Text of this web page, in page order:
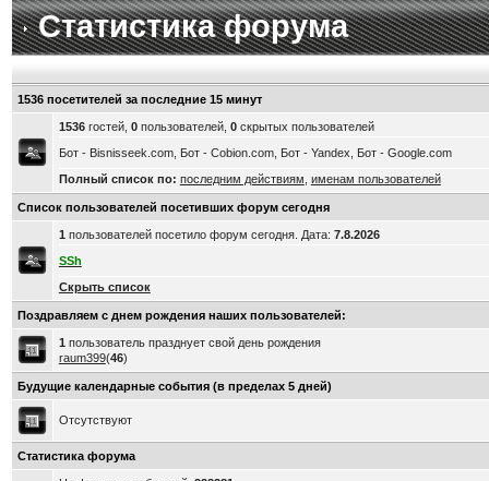
Статистика форума
1536 посетителей за последние 15 минут
1536гостей, 0пользователей, 0скрытых пользователей
Бот - Bisnisseek.com, Бот - Cobion.com, Бот - Yandex, Бот - Google.com
Полный список по: последним действиям именам пользователей
Список пользователей посетивших форум сегодня
1 пользователей посетило форум сегодня. Дата: 7.8.2026
SSh
Скрыть список
Поздравляем с днем рождения наших пользователей:
1 пользователь празднует свой день рождения
raum399(46)
Будущие календарные события (в пределах 5 дней)
Отсутствуют
Статистика форума